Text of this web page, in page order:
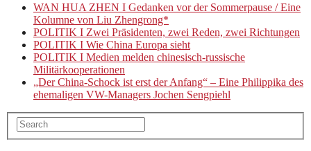
WAN HUA ZHEN I Gedanken vor der Sommerpause / Eine
Kolumne von Liu Zhengrong*
POLITIK I Zwei Präsidenten, zwei Reden, zwei Richtungen
POLITIK I Wie China Europa sieht
POLITIK I Medien melden chinesisch-russische
Militärkooperationen
„Der China-Schock ist erst der Anfang“ – Eine Philippika des
ehemaligen VW-Managers Jochen Sengpiehl